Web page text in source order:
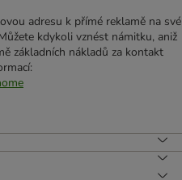
adresu k přímé reklamě na své
kdykoli vznést námitku, aniž
základních nákladů za kontakt